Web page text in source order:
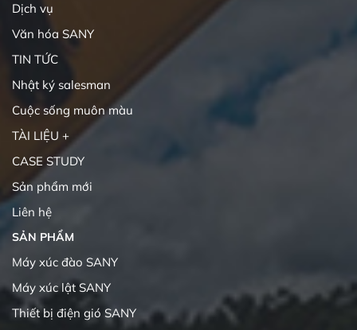
Dịch vụ
Văn hóa SANY
TIN TỨC
Nhật ký salesman
Cuộc sống muôn màu
TÀI LIỆU +
CASE STUDY
Sản phẩm mới
Liên hệ
SẢN PHẨM
Máy xúc đào SANY
Máy xúc lật SANY
Thiết bị điện gió SANY